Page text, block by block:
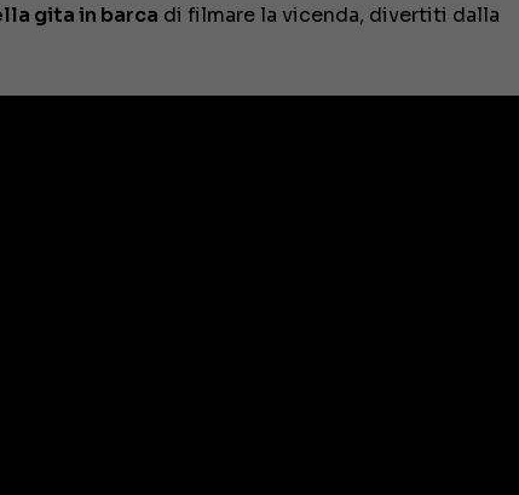
gita in barca di filmare la vicenda, divertiti dalla